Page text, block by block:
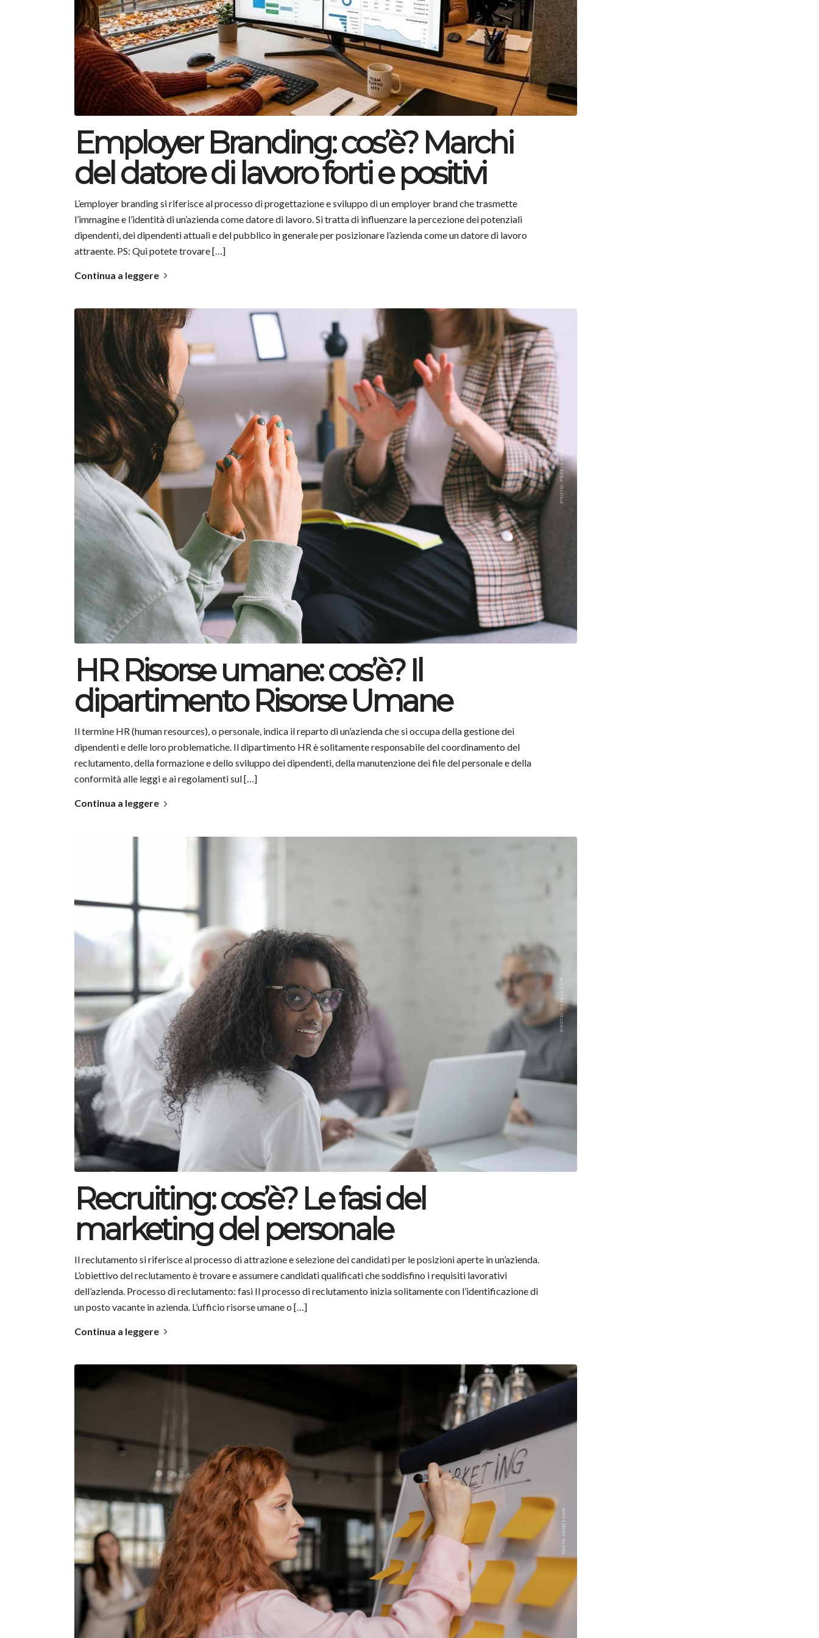
Employer Branding: cos’è? Marchi
del datore di lavoro forti e positivi
L’employer branding si riferisce al processo di progettazione e sviluppo di un employer brand che trasmette
l’immagine e l’identità di un’azienda come datore di lavoro. Si tratta di influenzare la percezione dei potenziali
dipendenti, dei dipendenti attuali e del pubblico in generale per posizionare l’azienda come un datore di lavoro
attraente. PS: Qui potete trovare […]
Continua a leggere
HR Risorse umane: cos’è? Il
dipartimento Risorse Umane
Il termine HR (human resources), o personale, indica il reparto di un’azienda che si occupa della gestione dei
dipendenti e delle loro problematiche. Il dipartimento HR è solitamente responsabile del coordinamento del
reclutamento, della formazione e dello sviluppo dei dipendenti, della manutenzione dei file del personale e della
conformità alle leggi e ai regolamenti sul […]
Continua a leggere
Recruiting: cos’è? Le fasi del
marketing del personale
Il reclutamento si riferisce al processo di attrazione e selezione dei candidati per le posizioni aperte in un’azienda.
L’obiettivo del reclutamento è trovare e assumere candidati qualificati che soddisfino i requisiti lavorativi
dell’azienda. Processo di reclutamento: fasi Il processo di reclutamento inizia solitamente con l’identificazione di
un posto vacante in azienda. L’ufficio risorse umane o […]
Continua a leggere